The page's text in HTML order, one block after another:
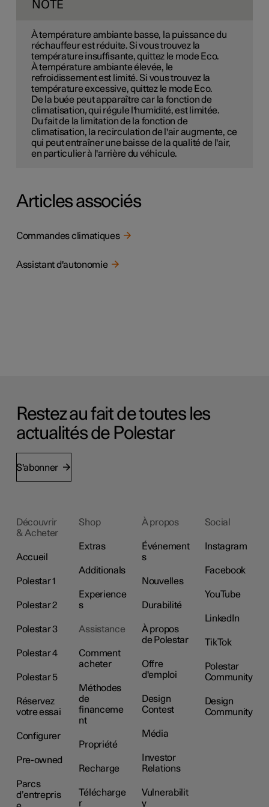
NOTE
À température ambiante basse, la puissance du
réchauffeur est réduite. Si vous trouvez la
température insuffisante, quittez le mode Eco.
À température ambiante élevée, le
refroidissement est limité. Si vous trouvez la
température excessive, quittez le mode Eco.
De la buée peut apparaître car la fonction de
climatisation, qui régule l'humidité, est limitée.
Du fait de la limitation de la fonction de
climatisation, la recirculation de l'air augmente, ce
qui peut entraîner une baisse de la qualité de l'air,
en particulier à l'arrière du véhicule.
Articles associés
Commandes climatiques
Assistant d'autonomie
Restez au fait de toutes les
actualités de Polestar
S'abonner
Découvrir
& Acheter
Accueil
Polestar 1
Polestar 2
Polestar 3
Polestar 4
Polestar 5
Réservez
votre essai
Configurer
Pre-owned
Parcs
d’entrepris
Shop
Extras
Additionals
Experience
s
Assistance
Comment
acheter
Méthodes
de
financeme
nt
Propriété
Recharge
Télécharge
r
À propos
Événement
s
Nouvelles
Durabilité
À propos
de Polestar
Offre
d'emploi
Design
Contest
Média
Investor
Relations
Vulnerabilit
y
Social
Instagram
Facebook
YouTube
LinkedIn
TikTok
Polestar
Community
Design
Community